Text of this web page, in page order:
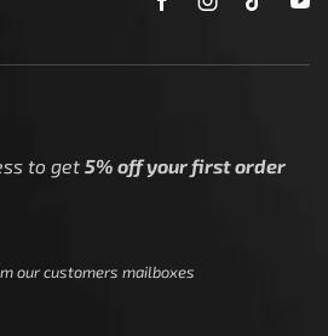
to get 5% off your first order
our customers mailboxes